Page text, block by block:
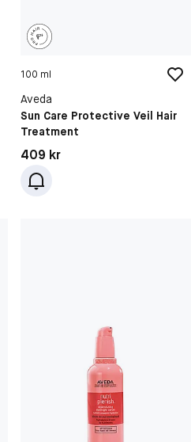
100 ml
Aveda
Sun Care Protective Veil Hair
Treatment
Pris: 409 kr
409 kr